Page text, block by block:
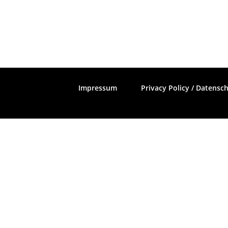
Impressum Privacy Policy /